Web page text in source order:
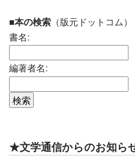
■本の検索 （版元ドットコム）
書名:
編著者名:
★文学通信からのお知ら